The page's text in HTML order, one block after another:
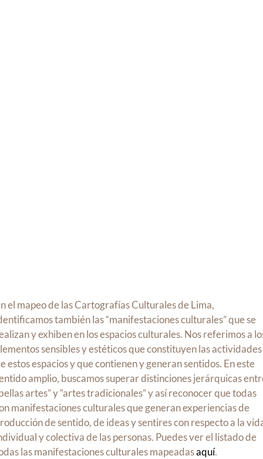
el mapeo de las Cartografías Culturales de Lima,
también las “manifestaciones culturales” que se
y exhiben en los espacios culturales. Nos referimos a
sensibles y estéticos que constituyen las actividades
estos espacios y que contienen y generan sentidos. En este
amplio, buscamos superar distinciones jerárquicas
artes” y “artes tradicionales” y así reconocer que todas
manifestaciones culturales que generan experiencias de
de sentido, de ideas y sentires con respecto a la
y colectiva de las personas. Puedes ver el listado de
las manifestaciones culturales mapeadasaquí.